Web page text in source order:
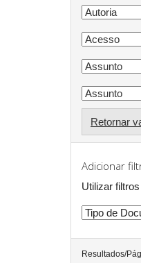
Retornar
Adicionar
Utilizar
Resultados/